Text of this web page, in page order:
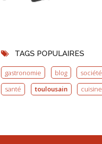
TAGS POPULAIRES
gastronomie blog société
santé
toulousain cuisine